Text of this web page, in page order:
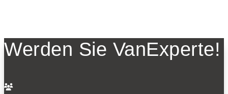
Werden Sie VanExperte!
